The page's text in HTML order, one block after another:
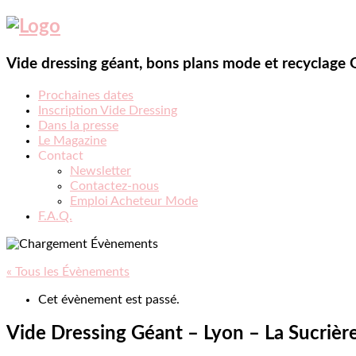
Vide dressing géant, bons plans mode et recyclage
Prochaines dates
Inscription Vide Dressing
Dans la presse
Le Magazine
Contact
Newsletter
Contactez-nous
Emploi Acheteur Mode
F.A.Q.
« Tous les Évènements
Cet évènement est passé.
Vide Dressing Géant – Lyon – La